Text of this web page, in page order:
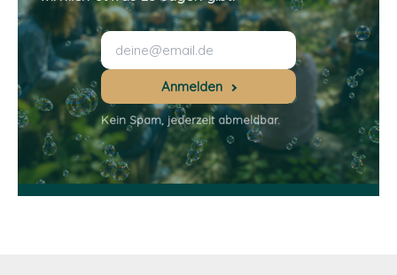
Anmelden
Kein Spam, jederzeit abmeldbar.